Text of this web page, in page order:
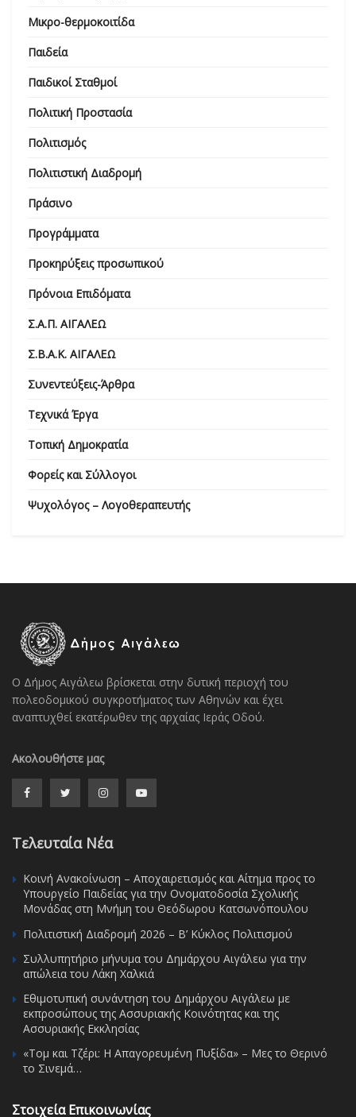
Μικρο-θερμοκοιτίδα
Παιδεία
Παιδικοί Σταθμοί
Πολιτική Προστασία
Πολιτισμός
Πολιτιστική Διαδρομή
Πράσινο
Προγράμματα
Προκηρύξεις προσωπικού
Πρόνοια Επιδόματα
Σ.Α.Π. ΑΙΓΑΛΕΩ
Σ.Β.Α.Κ. ΑΙΓΑΛΕΩ
Συνεντεύξεις-Άρθρα
Τεχνικά Έργα
Τοπική Δημοκρατία
Φορείς και Σύλλογοι
Ψυχολόγος – Λογοθεραπευτής
Ο Δήμος Αιγάλεω βρίσκεται στην δυτική περιοχή του
πολεοδομικού συγκροτήματος των Αθηνών και έχει
αναπτυχθεί εκατέρωθεν της αρχαίας Ιεράς Οδού.
Ακολουθήστε μας
Τελευταία Νέα
Κοινή Ανακοίνωση – Αποχαιρετισμός και Αίτημα προς το
Υπουργείο Παιδείας για την Ονοματοδοσία Σχολικής
Μονάδας στη Μνήμη του Θεόδωρου Κατσωνόπουλου
Πολιτιστική Διαδρομή 2026 – Β’ Κύκλος Πολιτισμού
Συλλυπητήριο μήνυμα του Δημάρχου Αιγάλεω για την
απώλεια του Λάκη Χαλκιά
Εθιμοτυπική συνάντηση του Δημάρχου Αιγάλεω με
εκπροσώπους της Ασσυριακής Κοινότητας και της
Ασσυριακής Εκκλησίας
«Τομ και Τζέρι: Η Απαγορευμένη Πυξίδα» – Μες το Θερινό
το Σινεμά…
Στοιχεία Επικοινωνίας